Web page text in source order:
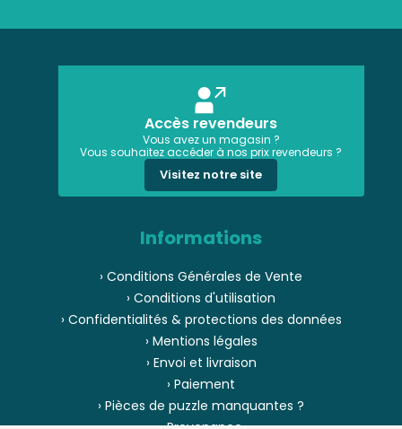
Accès revendeurs
Vous avez un magasin ?
Vous souhaitez accéder à nos prix revendeurs ?
Visitez notre site
Informations
› Conditions Générales de Vente
› Conditions d'utilisation
› Confidentialités & protections des données
› Mentions légales
› Envoi et livraison
› Paiement
› Pièces de puzzle manquantes ?